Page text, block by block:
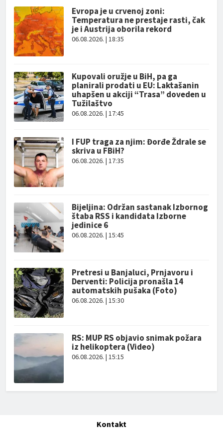
Evropa je u crvenoj zoni:
Temperatura ne prestaje rasti, čak
je i Austrija oborila rekord
06.08.2026. | 18:35
Kupovali oružje u BiH, pa ga
planirali prodati u EU: Laktašanin
uhapšen u akciji “Trasa” doveden u
Tužilaštvo
06.08.2026. | 17:45
I FUP traga za njim: Đorđe Ždrale se
skriva u FBiH?
06.08.2026. | 17:35
Bijeljina: Održan sastanak Izbornog
štaba RSS i kandidata Izborne
jedinice 6
06.08.2026. | 15:45
Pretresi u Banjaluci, Prnjavoru i
Derventi: Policija pronašla 14
automatskih pušaka (Foto)
06.08.2026. | 15:30
RS: MUP RS objavio snimak požara
iz helikoptera (Video)
06.08.2026. | 15:15
Kontakt